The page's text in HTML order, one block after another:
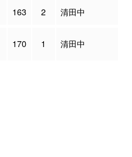
163 2 清田中
170 1 清田中